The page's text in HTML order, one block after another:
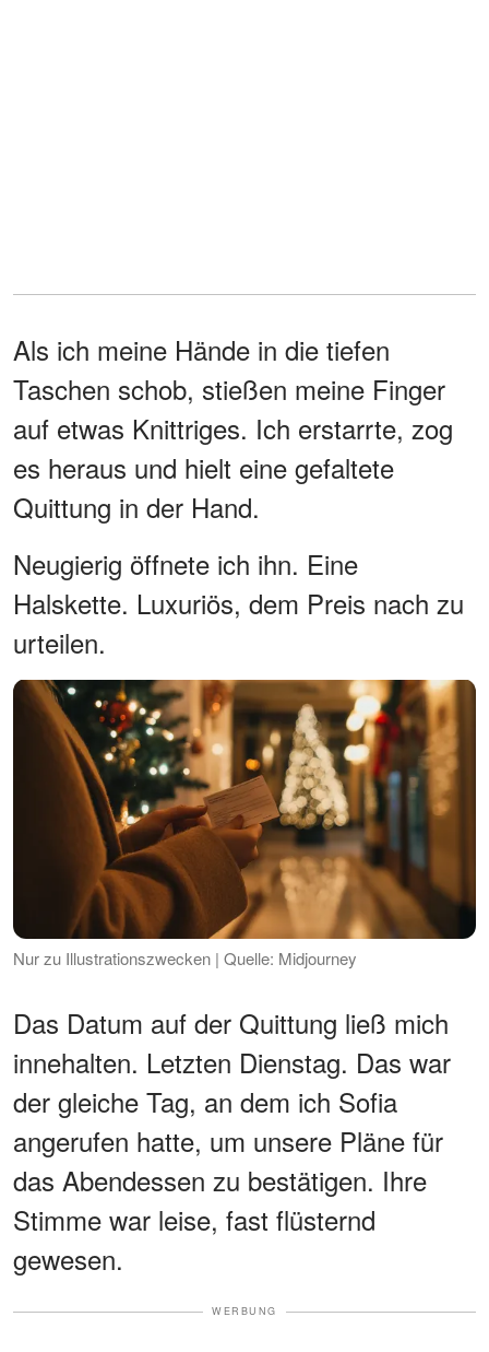
Als ich meine Hände in die tiefen
Taschen schob, stießen meine Finger
auf etwas Knittriges. Ich erstarrte, zog
es heraus und hielt eine gefaltete
Quittung in der Hand.
Neugierig öffnete ich ihn. Eine
Halskette. Luxuriös, dem Preis nach zu
urteilen.
Nur zu Illustrationszwecken | Quelle: Midjourney
Das Datum auf der Quittung ließ mich
innehalten. Letzten Dienstag. Das war
der gleiche Tag, an dem ich Sofia
angerufen hatte, um unsere Pläne für
das Abendessen zu bestätigen. Ihre
Stimme war leise, fast flüsternd
gewesen.
WERBUNG